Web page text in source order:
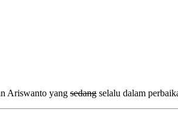
Ariswanto yang sedang selalu dalam